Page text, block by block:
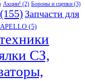
Акции! (2) Бороны и сцепки (3)
(155) Запчасти для
(5)
СЗ,